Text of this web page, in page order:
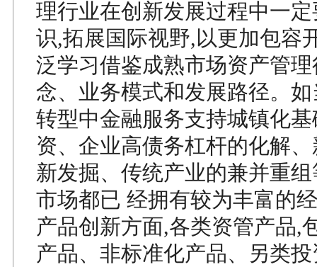
理行业在创新发展过程中一
识,拓展国际视野,以更加包容
泛学习借鉴成熟市场资产管
念、业务模式和发展路径。
转型中金融服务支持城镇化
资、企业高债务杠杆的化解
新发掘、传统产业的兼并重
市场都已 经拥有较为丰富的
产品创新方面,各类资管产品,
产品、非标准化产品、另类